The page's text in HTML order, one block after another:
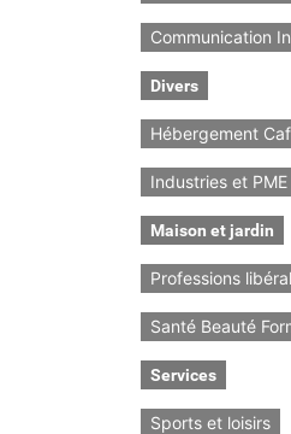
Communication
Divers
Hébergement
Industries et PME
Maison et jardin
Professions
Santé Beauté
Services
Sports et loisirs